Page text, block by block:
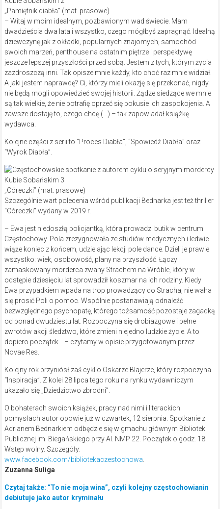
„Pamiętnik diabła” (mat. prasowe)
– Witaj w moim idealnym, pozbawionym wad świecie. Mam
dwadzieścia dwa lata i wszystko, czego mógłbyś zapragnąć. Idealną
dziewczynę jak z okładki, popularnych znajomych, samochód
swoich marzeń, penthouse na ostatnim piętrze i perspektywę
jeszcze lepszej przyszłości przed sobą. Jestem z tych, którym życia
zazdroszczą inni. Tak opisze mnie każdy, kto choć raz mnie widział.
A jaki jestem naprawdę? Ci, którzy mieli okazję się przekonać, nigdy
nie będą mogli opowiedzieć swojej historii. Żądze siedzące we mnie
są tak wielkie, że nie potrafię oprzeć się pokusie ich zaspokojenia. A
zawsze dostaję to, czego chcę (…) – tak zapowiadał książkę
wydawca.
Kolejne części z serii to “Proces Diabła”, “Spowiedź Diabła” oraz
“Wyrok Diabła”.
„Córeczki” (mat. prasowe)
Szczególnie wart polecenia wśród publikacji Bednarka jest też thriller
“Córeczki” wydany w 2019 r.
– Ewa jest niedoszłą policjantką, która prowadzi butik w centrum
Częstochowy. Pola zrezygnowała ze studiów medycznych i ledwie
wiąże koniec z końcem, udzielając lekcji pole dance. Dzieli je prawie
wszystko: wiek, osobowość, plany na przyszłość. Łączy
zamaskowany morderca zwany Strachem na Wróble, który w
odstępie dziesięciu lat sprowadził koszmar na ich rodziny. Kiedy
Ewa przypadkiem wpada na trop prowadzący do Stracha, nie waha
się prosić Poli o pomoc. Wspólnie postanawiają odnaleźć
bezwzględnego psychopatę, którego tożsamość pozostaje zagadką
od ponad dwudziestu lat. Rozpoczyna się drobiazgowe i pełne
zwrotów akcji śledztwo, które zmieni niejedno ludzkie życie. A to
dopiero początek… – czytamy w opisie przygotowanym przez
Novae Res.
Kolejny rok przyniósł zaś cykl o Oskarze Blajerze, który rozpoczyna
“Inspiracja”. Z kolei 28 lipca tego roku na rynku wydawniczym
ukazało się „Dziedzictwo zbrodni”.
O bohaterach swoich książek, pracy nad nimi i literackich
pomysłach autor opowie już w czwartek, 12 sierpnia. Spotkanie z
Adrianem Bednarkiem odbędzie się w gmachu głównym Biblioteki
Publicznej im. Biegańskiego przy Al. NMP 22. Początek o godz. 18.
Wstęp wolny. Szczegóły:
www.facebook.com/bibliotekaczestochowa
Zuzanna Suliga
Czytaj także: “To nie moja wina”, czyli kolejny częstochowianin
debiutuje jako autor kryminału